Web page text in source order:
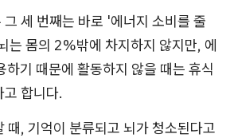
세 번째는 바로 '에너지 소비를 줄
는 몸의 2%밖에 차지하지 않지만, 에
기 때문에 활동하지 않을 때는 휴식
합니다.
때, 기억이 분류되고 뇌가 청소된다고